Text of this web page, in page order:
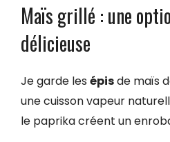
Maïs grillé : une
délicieuse
Je garde les épisde maïs
une cuisson vapeur
le paprika créent un